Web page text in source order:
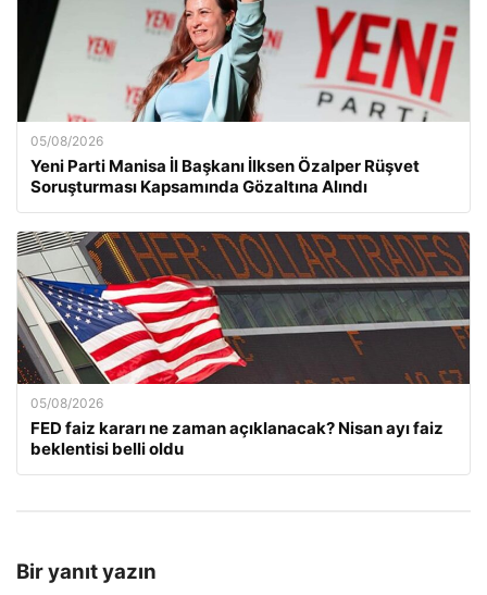
05/08/2026
Yeni Parti Manisa İl Başkanı İlksen Özalper Rüşvet
Soruşturması Kapsamında Gözaltına Alındı
05/08/2026
FED faiz kararı ne zaman açıklanacak? Nisan ayı faiz
beklentisi belli oldu
Bir yanıt yazın